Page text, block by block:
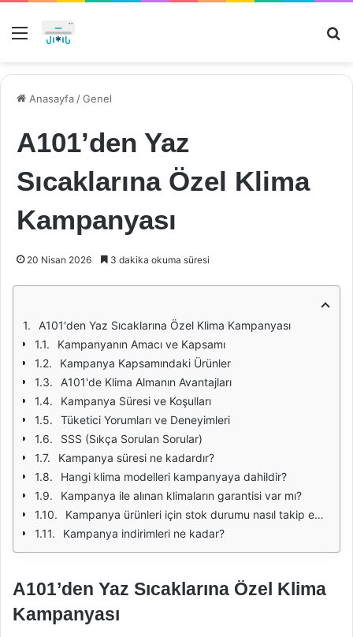
Menü
Anasayfa /Genel
A101’den Yaz
Sıcaklarına Özel Klima
Kampanyası
20 Nisan 2026 3 dakika okuma süresi
A101'den Yaz Sıcaklarına Özel Klima Kampanyası
Kampanyanın Amacı ve Kapsamı
Kampanya Kapsamındaki Ürünler
A101'de Klima Almanın Avantajları
Kampanya Süresi ve Koşulları
Tüketici Yorumları ve Deneyimleri
SSS (Sıkça Sorulan Sorular)
Kampanya süresi ne kadardır?
Hangi klima modelleri kampanyaya dahildir?
Kampanya ile alınan klimaların garantisi var mı?
Kampanya ürünleri için stok durumu nasıl takip edilir?
Kampanya indirimleri ne kadar?
A101’den Yaz Sıcaklarına Özel Klima
Kampanyası